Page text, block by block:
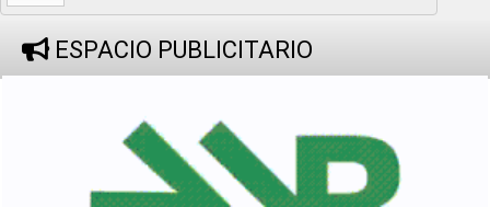
ESPACIO PUBLICITARIO